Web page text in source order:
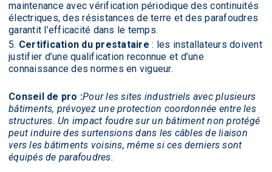
maintenance avec vérification périodique des continuités
électriques, des résistances de terre et des parafoudres
garantit l’efficacité dans le temps.
Certification du prestataire : les installateurs doivent
justifier d’une qualification reconnue et d’une
connaissance des normes en vigueur.
Conseil de pro :Pour les sites industriels avec plusieurs
bâtiments, prévoyez une protection coordonnée entre les
structures. Un impact foudre sur un bâtiment non protégé
peut induire des surtensions dans les câbles de liaison
vers les bâtiments voisins, même si ces derniers sont
équipés de parafoudres.